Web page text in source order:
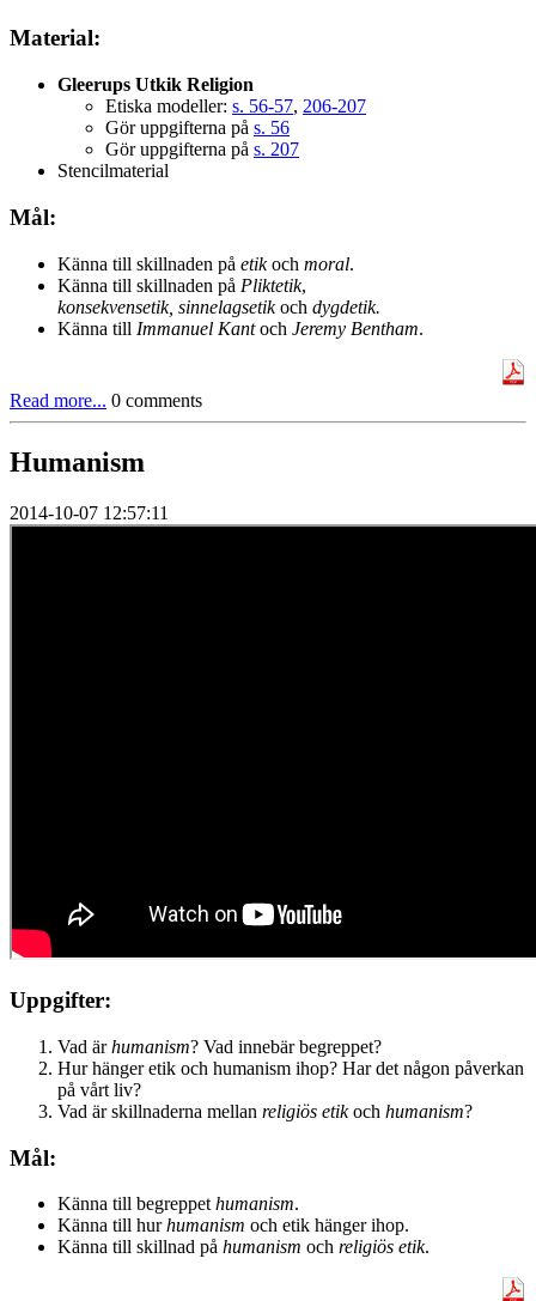
Material:
Gleerups Utkik Religion
Etiska modeller: s. 56-57, 206-207
Gör uppgifterna på s. 56
Gör uppgifterna på s. 207
Stencilmaterial
Mål:
Känna till skillnaden på etikoch moral.
Känna till skillnaden på Pliktetik,
konsekvensetik, sinnelagsetikoch dygdetik.
Känna till Immanuel Kantoch Jeremy Bentham.
Read more... 0 comments
Humanism
2014-10-07 12:57:11
Uppgifter:
Vad ärhumanism? Vad innebär begreppet?
Hur hänger etik och humanism ihop? Har det någon påverkan
på vårt liv?
Vad är skillnaderna mellan religiös etikoch humanism?
Mål:
Känna till begreppet humanism.
Känna till hurhumanism och etik hänger ihop.
Känna till skillnad på humanism och religiös etik.